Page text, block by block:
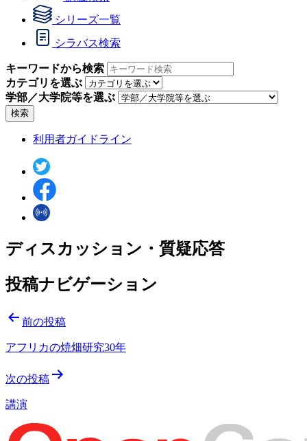
シリーズ一覧
シラバス検索
キーワードから検索
カテゴリを選ぶ
学部／大学院等を選ぶ
検索
利用者ガイドライン
ディスカッション・質疑応答
投稿ナビゲーション
前の投稿
アフリカの焼畑研究30年
次の投稿
講演